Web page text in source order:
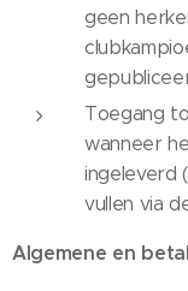
geen
Toegang
wanneer
ingeleverd
vullen via
Algemene en